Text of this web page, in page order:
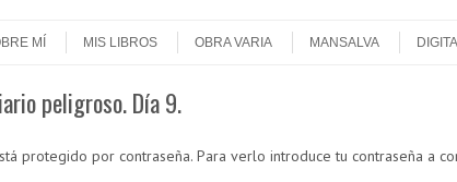
MÍ MIS LIBROS OBRA VARIA MANSALVA
peligroso. Día 9.
protegido por contraseña. Para verlo introduce tu contraseña a